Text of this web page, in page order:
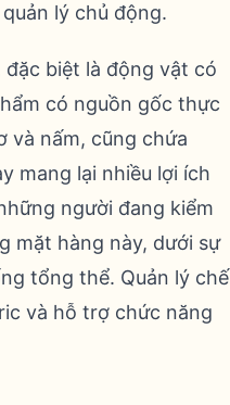
lý chủ động.
biệt là động vật có
có nguồn gốc thực
và nấm, cũng chứa
mang lại nhiều lợi ích
người đang kiểm
mặt hàng này, dưới sự
tổng thể. Quản lý chế
và hỗ trợ chức năng